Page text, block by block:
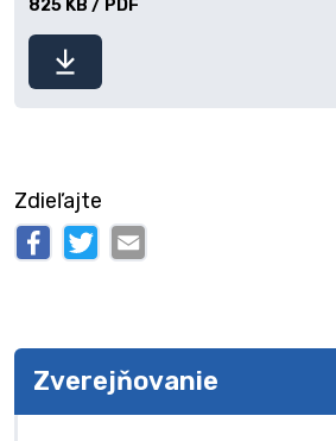
súbor
825 KB / PDF
Zdieľajte
Zverejňovanie